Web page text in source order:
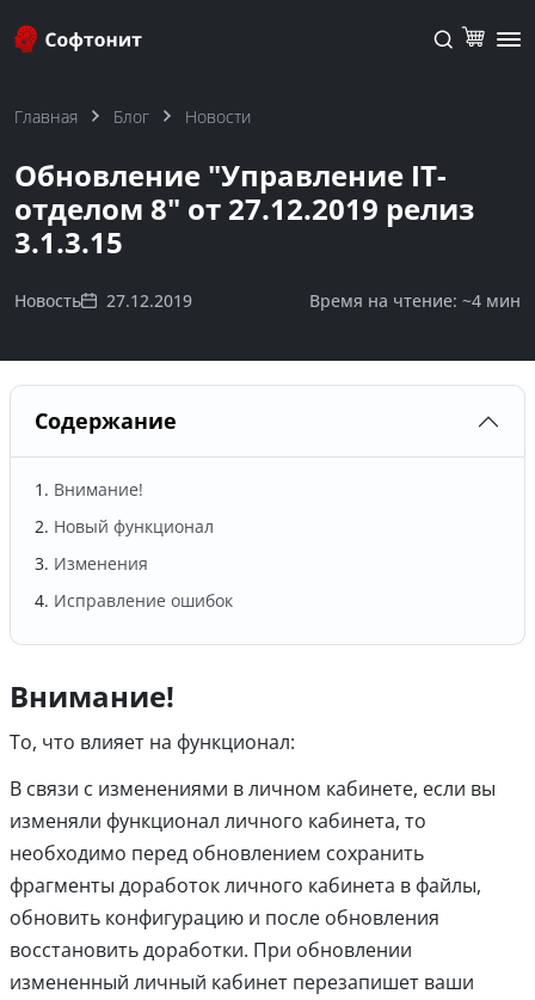
Главная Блог Новости
Обновление "Управление IT-
отделом 8" от 27.12.2019 релиз
3.1.3.15
Новость 27.12.2019 Время на чтение: ~4 мин
Содержание
Внимание!
Новый функционал
Изменения
Исправление ошибок
Внимание!
То, что влияет на функционал:
В связи с изменениями в личном кабинете, если вы
изменяли функционал личного кабинета, то
необходимо перед обновлением сохранить
фрагменты доработок личного кабинета в файлы,
обновить конфигурацию и после обновления
восстановить доработки. При обновлении
измененный личный кабинет перезапишет ваши